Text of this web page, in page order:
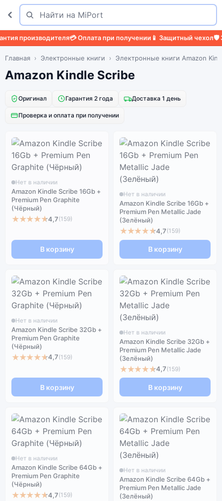
Поиск
Найти
производителя💳 Оплата при получении📱 Защитный чехол🛡️
Главная Электронные книги Электронные книги Amazon
Amazon Kindle Scribe
Оригинал Гарантия 2 года Доставка 1 день
Проверка и оплата при получении
Нет в наличии
Amazon Kindle Scribe 16Gb +
Premium Pen Graphite
(Чёрный)
★★★★★4,7(159)
В корзину
Нет в наличии
Amazon Kindle Scribe 16Gb +
Premium Pen Metallic Jade
(Зелёный)
★★★★★4,7(159)
В корзину
Нет в наличии
Amazon Kindle Scribe 32Gb +
Premium Pen Graphite
(Чёрный)
★★★★★4,7(159)
В корзину
Нет в наличии
Amazon Kindle Scribe 32Gb +
Premium Pen Metallic Jade
(Зелёный)
★★★★★4,7(159)
В корзину
Нет в наличии
Amazon Kindle Scribe 64Gb +
Premium Pen Graphite
(Чёрный)
★★★★★4,7(159)
Нет в наличии
Amazon Kindle Scribe 64Gb +
Premium Pen Metallic Jade
(Зелёный)